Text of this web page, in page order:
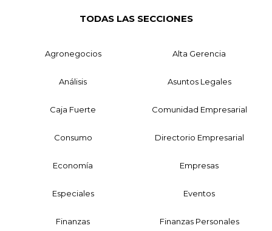
TODAS LAS SECCIONES
Agronegocios Alta Gerencia
Análisis Asuntos Legales
Caja Fuerte Comunidad Empresarial
Consumo Directorio Empresarial
Economía Empresas
Especiales Eventos
Finanzas Finanzas Personales